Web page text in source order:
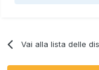
Vai alla lista delle